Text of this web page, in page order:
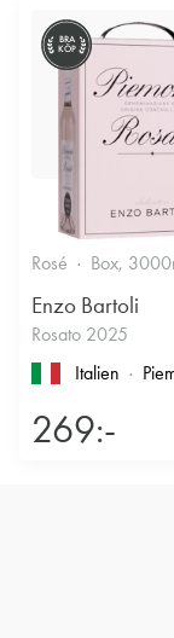
BRA
KÖP
Rosé Box,
Enzo Bartoli
Rosato 2025
Italien
269:-